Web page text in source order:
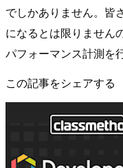
でしかありません。皆
になるとは限りません
パフォーマンス計測を
この記事をシェアする